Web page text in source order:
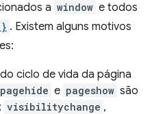
a window e todos
. Existem alguns motivos
ciclo de vida da página
pagehide e pageshow são
; visibilitychange ,